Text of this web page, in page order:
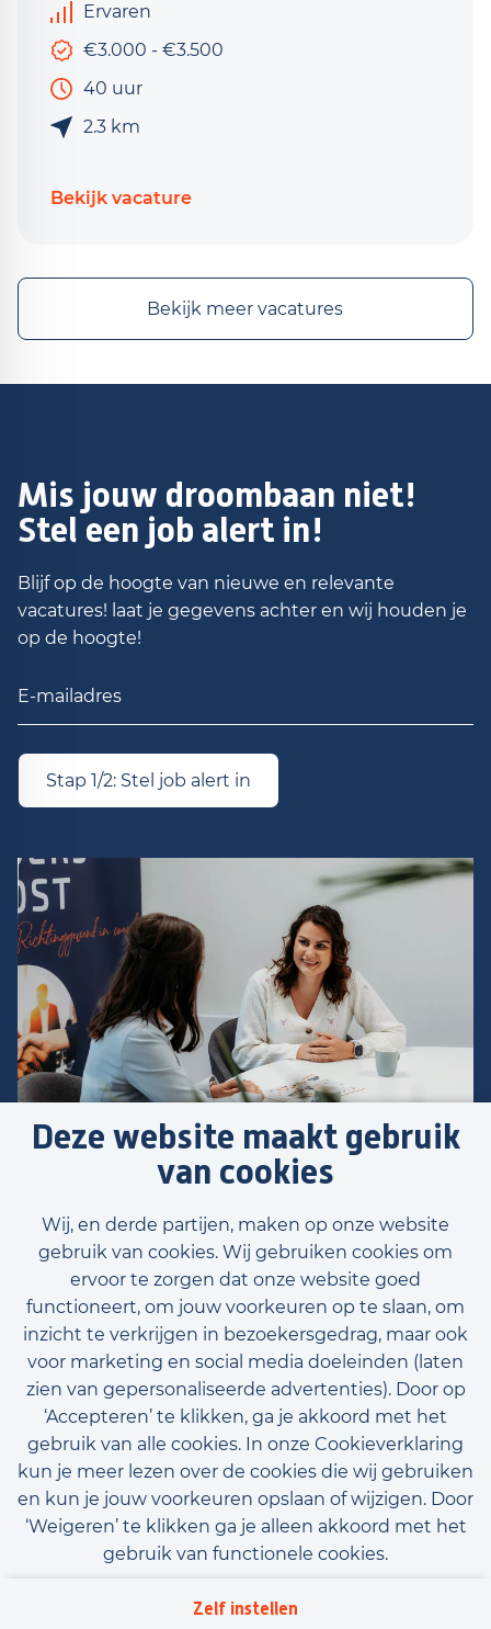
Deze website maakt gebruik
van cookies
Wij, en derde partijen, maken op onze website
gebruik van cookies. Wij gebruiken cookies om
ervoor te zorgen dat onze website goed
functioneert, om jouw voorkeuren op te slaan, om
inzicht te verkrijgen in bezoekersgedrag, maar ook
voor marketing en social media doeleinden (laten
zien van gepersonaliseerde advertenties). Door op
‘Accepteren’ te klikken, ga je akkoord met het
gebruik van alle cookies. In onze Cookieverklaring
kun je meer lezen over de cookies die wij gebruiken
en kun je jouw voorkeuren opslaan of wijzigen. Door
‘Weigeren’ te klikken ga je alleen akkoord met het
gebruik van functionele cookies.
Zelf instellen
Ervaren
€3.000 - €3.500
40 uur
2.3 km
Bekijk vacature
Bekijk meer vacatures
Mis jouw droombaan niet!
Stel een job alert in!
Blijf op de hoogte van nieuwe en relevante
vacatures! laat je gegevens achter en wij houden je
op de hoogte!
Stap 1/2: Stel job alert in
Algemene voorwaarden Privacy